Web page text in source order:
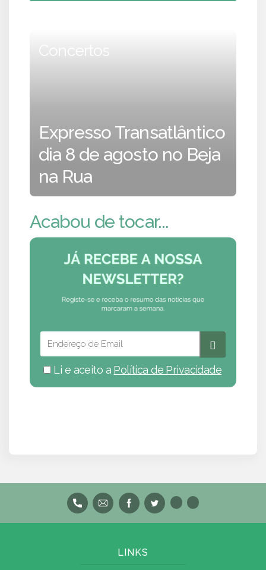
Concertos
Expresso Transatlântico
dia 8 de agosto no Beja
na Rua
Acabou de tocar...
Li e aceito a Política de Privacidade
LINKS